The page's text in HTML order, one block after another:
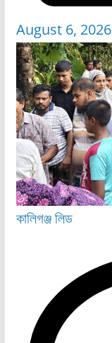
August 6, 2026
কালিগঞ্জলিড